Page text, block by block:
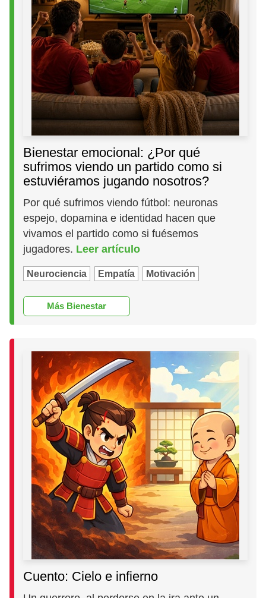
Bienestar emocional: ¿Por qué
sufrimos viendo un partido como si
estuviéramos jugando nosotros?
Por qué sufrimos viendo fútbol: neuronas
espejo, dopamina e identidad hacen que
vivamos el partido como si fuésemos
jugadores. Leer artículo
Neurociencia Empatía Motivación
Más Bienestar
Cuento: Cielo e infierno